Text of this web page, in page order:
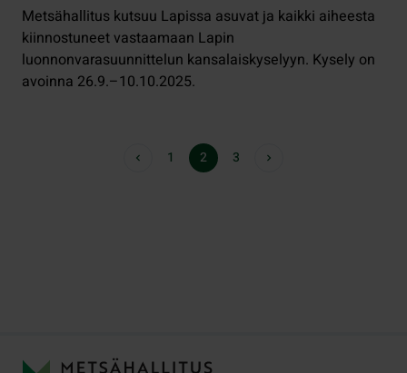
Metsähallitus kutsuu Lapissa asuvat ja kaikki aiheesta
kiinnostuneet vastaamaan Lapin
luonnonvarasuunnittelun kansalaiskyselyyn. Kysely on
avoinna 26.9.–10.10.2025.
1 2 3